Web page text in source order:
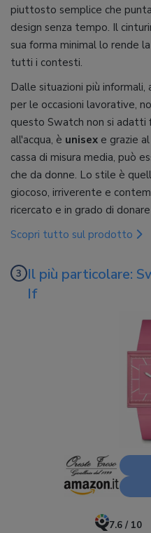
piuttosto semplice che
design senza tempo. Il
sua forma minimal lo rende
tutti i contesti.
Dalle situazioni più
per le occasioni lavorative,
questo Swatch non si adatti
all'acqua, è unisex e grazie
cassa di misura media, può
che da donne. Lo stile è
giocoso, irriverente e
ricercato e in grado di donare
Scopri tutto sul prodotto
Il più particolare:
If
7.6 / 10